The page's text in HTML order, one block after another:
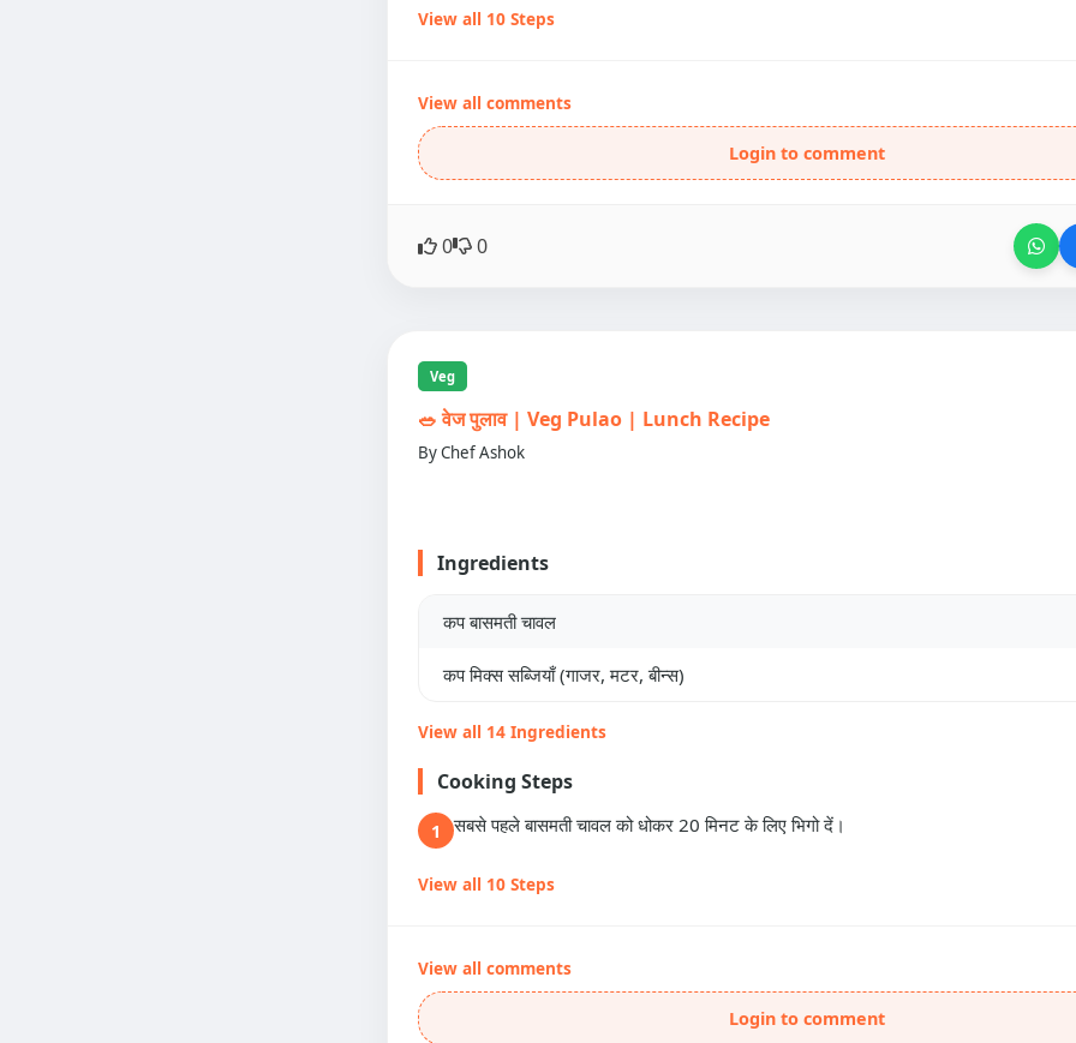
View all 10 Steps
View all comments
Login to comment
0 0
Veg
🥗 वेज पुलाव | Veg Pulao | Lunch Recipe
By Chef Ashok
Ingredients
कप बासमती चावल
कप मिक्स सब्जियाँ (गाजर, मटर, बीन्स)
View all 14 Ingredients
Cooking Steps
1 सबसे पहले बासमती चावल को धोकर 20 मिनट के लिए भिगो दें।
View all 10 Steps
View all comments
Login to comment